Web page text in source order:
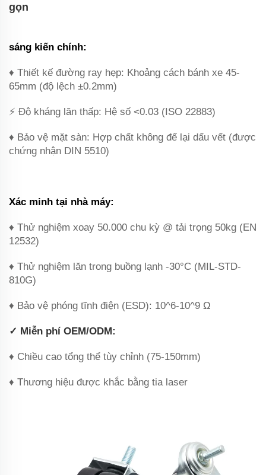
gọn‌
sáng kiến chính‌:
♦ Thiết kế đường ray hẹp‌: Khoảng cách bánh xe 45-
65mm (độ lệch ±0.2mm)
⚡ Độ kháng lăn thấp‌: Hệ số <0.03 (ISO 22883)
♦ Bảo vệ mặt sàn‌: Hợp chất không để lại dấu vết (được
chứng nhận DIN 5510)
Xác minh tại nhà máy‌:
♦ Thử nghiệm xoay 50.000 chu kỳ @ tải trọng 50kg (EN
12532)
♦ Thử nghiệm lăn trong buồng lạnh -30°C (MIL-STD-
810G)
♦ Bảo vệ phóng tĩnh điện (ESD): 10^6-10^9 Ω
✓ Miễn phí OEM/ODM‌:
♦ Chiều cao tổng thể tùy chỉnh (75-150mm)
♦ Thương hiệu được khắc bằng tia laser